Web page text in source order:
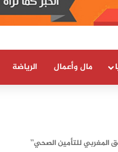
مال وأعمال الرياضة
المغربي للتأمين الصحي’’